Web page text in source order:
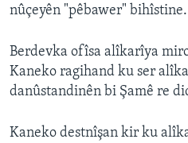
nûçeyên "pêbawer" bihîstine.
Berdevka ofîsa alîkarîya
Kaneko ragihand ku ser
danûstandinên bi Şamê re
Kaneko destnîşan kir ku